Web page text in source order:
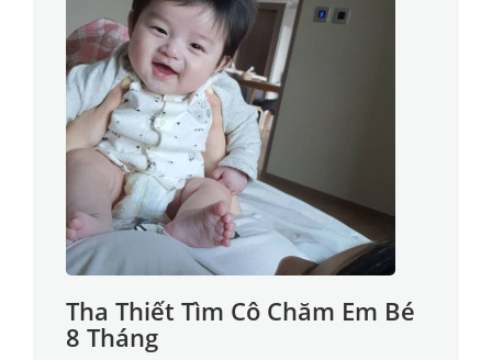
Tha Thiết Tìm Cô Chăm Em Bé
8 Tháng